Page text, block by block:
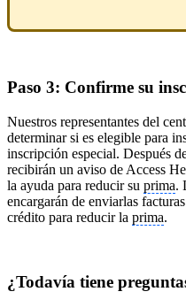
Paso 3: Confirme su
Nuestros representantes del
determinar si es elegible para
inscripción especial. Después
recibirán un aviso de Access
la ayuda para reducir su prima.
encargarán de enviarlas
crédito para reducir la prima.
¿Todavía tiene